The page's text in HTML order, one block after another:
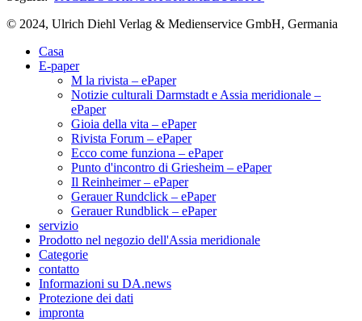
© 2024, Ulrich Diehl Verlag & Medienservice GmbH, Germania
Casa
E-paper
M la rivista – ePaper
Notizie culturali Darmstadt e Assia meridionale –
ePaper
Gioia della vita – ePaper
Rivista Forum – ePaper
Ecco come funziona – ePaper
Punto d'incontro di Griesheim – ePaper
Il Reinheimer – ePaper
Gerauer Rundclick – ePaper
Gerauer Rundblick – ePaper
servizio
Prodotto nel negozio dell'Assia meridionale
Categorie
contatto
Informazioni su DA.news
Protezione dei dati
impronta